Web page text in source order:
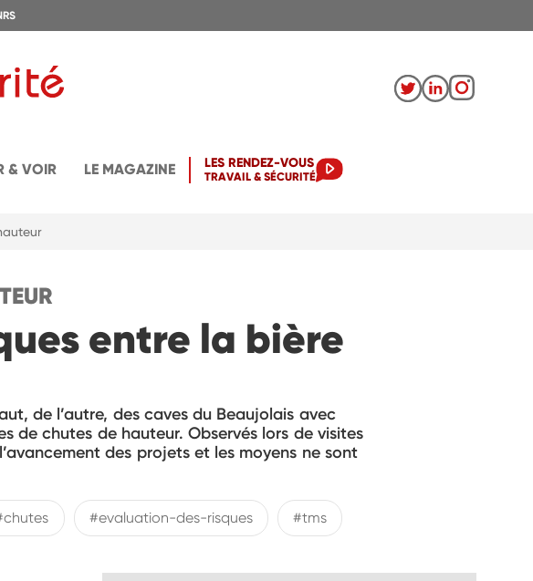
& VOIR LE MAGAZINE LES RENDEZ-VOUS
TRAVAIL & SÉCURITÉ
entre la bière
de l’autre, des caves du Beaujolais avec
de chutes de hauteur. Observés lors de visites
des projets et les moyens ne sont
#evaluation-des-risques #tms